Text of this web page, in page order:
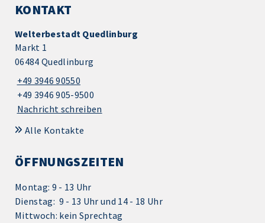
KONTAKT
Welterbestadt Quedlinburg
Markt 1
06484 Quedlinburg
+49 3946 90550
+49 3946 905-9500
Nachricht schreiben
Alle Kontakte
ÖFFNUNGSZEITEN
Montag: 9 - 13 Uhr
Dienstag: 9 - 13 Uhr und 14 - 18 Uhr
Mittwoch: kein Sprechtag